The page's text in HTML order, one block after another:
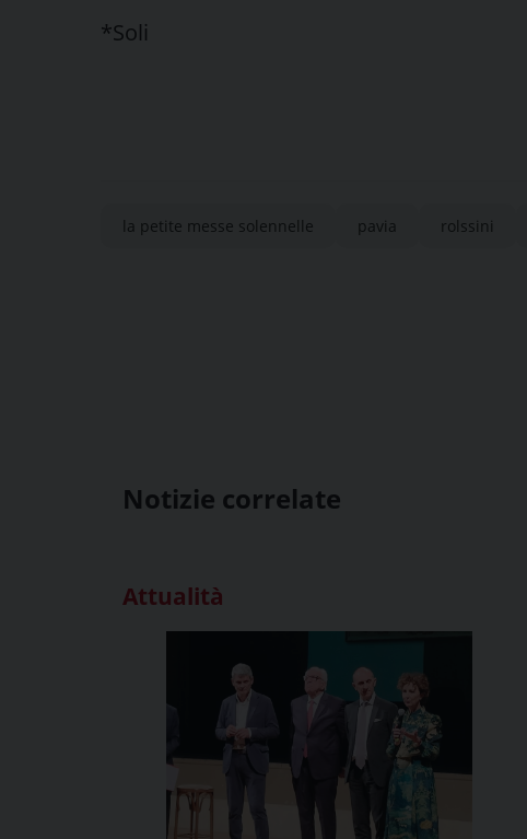
*Soli
la petite messe solennelle pavia rolssini
Notizie correlate
Attualità